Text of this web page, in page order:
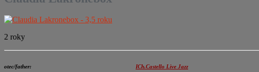
2 roky
otec/father: ICh.Castello Live Jazz